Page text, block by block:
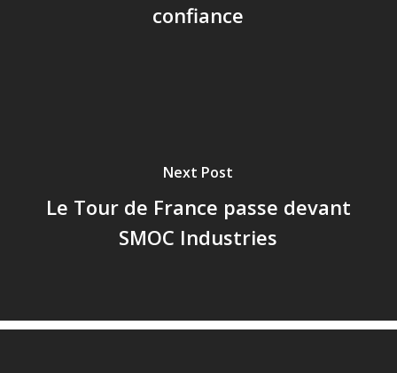
confiance
Next Post
Le Tour de France passe devant
SMOC Industries